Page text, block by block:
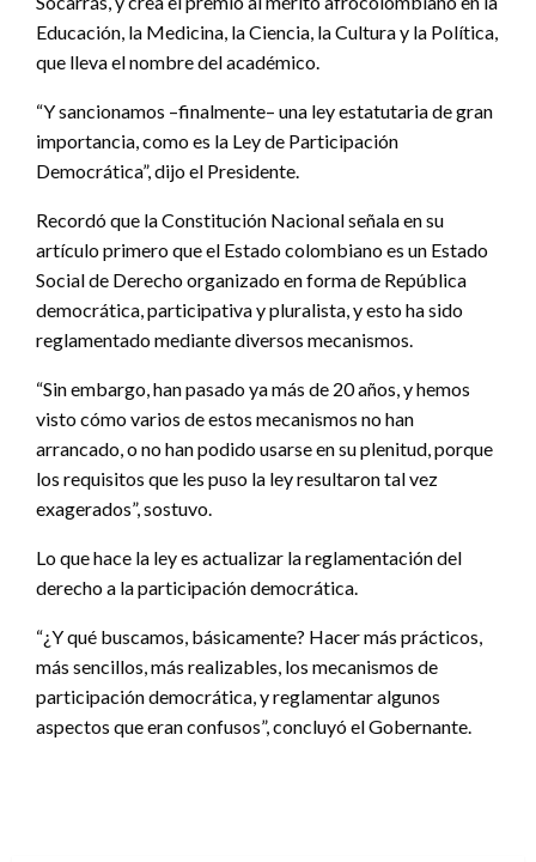
Educación, la Medicina, la Ciencia, la Cultura y la Política,
que lleva el nombre del académico.
“Y sancionamos –finalmente– una ley estatutaria de gran
importancia, como es la Ley de Participación
Democrática”, dijo el Presidente.
Recordó que la Constitución Nacional señala en su
artículo primero que el Estado colombiano es un Estado
Social de Derecho organizado en forma de República
democrática, participativa y pluralista, y esto ha sido
reglamentado mediante diversos mecanismos.
“Sin embargo, han pasado ya más de 20 años, y hemos
visto cómo varios de estos mecanismos no han
arrancado, o no han podido usarse en su plenitud, porque
los requisitos que les puso la ley resultaron tal vez
exagerados”, sostuvo.
Lo que hace la ley es actualizar la reglamentación del
derecho a la participación democrática.
“¿Y qué buscamos, básicamente? Hacer más prácticos,
más sencillos, más realizables, los mecanismos de
participación democrática, y reglamentar algunos
aspectos que eran confusos”, concluyó el Gobernante.